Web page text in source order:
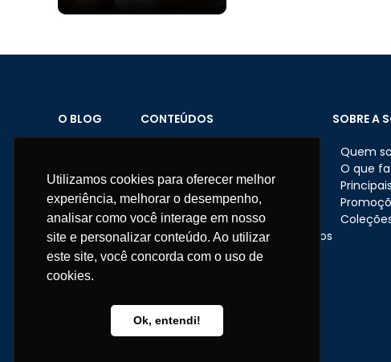
Utilizamos cookies para oferecer melhor
experiência, melhorar o desempenho,
analisar como você interage em nosso
site e personalizar conteúdo. Ao utilizar
este site, você concorda com o uso de
cookies.
Ok, entendi!
O BLOG
Materiais
Fale conosco
CONTEÚDOS
Feriados
Dicas e ações nas empresas
Eventos corporativos
Presentes e brindes corporativos
RH
SOBRE A
Quem
O que
WhatsApp:
11 95681-5743
atendimento@somarcas.com.br